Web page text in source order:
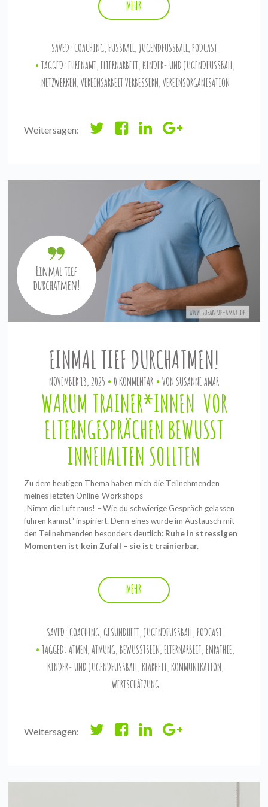
MEHR
SAVED: COACHING,FUSSBALL,JUGENDFUSSBALL,PODCAST
TAGGED:EHRENAMT,ELTERNARBEIT, KINDER- UND JUGENDFUSSBALL ,
NETZWERKEN,VEREINSARBEIT VERBESSERN,VEREINSORGANISATION
Weitersagen:
EINMAL TIEF DURCHATMEN!
NOVEMBER 13, 2025 0 KOMMENTAR VON SUSANNE AMAR
WARUM TRAINER*INNEN VOR
ELTERNGESPRÄCHEN BEWUSST
INNEHALTEN SOLLTEN
Zu dem heutigen Thema haben mich die Teilnehmenden
meines letzten Online-Workshops
„Nimm die Luft raus! – Wie du schwierige Gespräch gelassen
führen kannst“ inspiriert. Denn eines wurde im Austausch mit
den Teilnehmenden besonders deutlich: Ruhe in stressigen
Momenten ist kein Zufall – sie ist trainierbar.
MEHR
SAVED: COACHING, GESUNDHEIT,JUGENDFUSSBALL,PODCAST
TAGGED:ATMEN,ATMUNG, BEWUSSTSEIN,ELTERNARBEIT,EMPATHIE,
KINDER- UND JUGENDFUSSBALL, KLARHEIT, KOMMUNIKATION,
WERTSCHÄTZUNG
Weitersagen: